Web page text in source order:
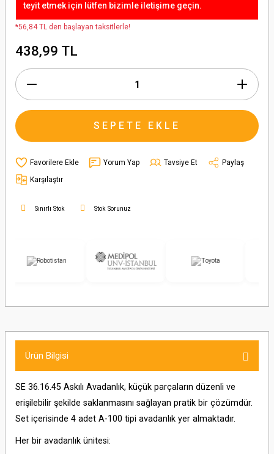
teyit etmek için lütfen bizimle iletişime geçin.
*56,84 TL den başlayan taksitlerle!
438,99 TL
SEPETE EKLE
Yorum Yap Tavsiye Et
Paylaş
Karşılaştır
Sınırlı Stok Stok Sorunuz
Ürün Bilgisi
SE 36.16.45 Askılı Avadanlık, küçük parçaların düzenli ve
erişilebilir şekilde saklanmasını sağlayan pratik bir çözümdür.
Set içerisinde 4 adet A-100 tipi avadanlık yer almaktadır.
Her bir avadanlık ünitesi: